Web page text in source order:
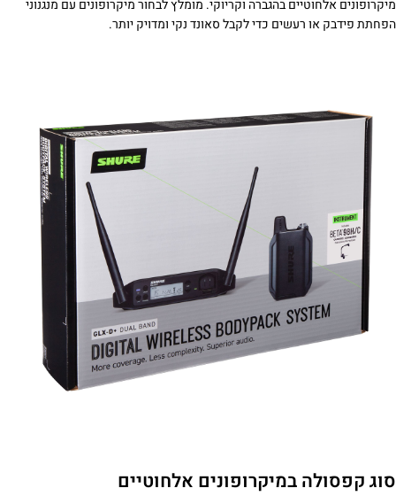
מיקרופונים אלחוטיים בהגברה וקריוקי. מומלץ לבחור מיקרופונים עם מנגנוני
הפחתת פידבק או רעשים כדי לקבל סאונד נקי ומדויק יותר.
סוג קפסולה במיקרופונים אלחוטיים